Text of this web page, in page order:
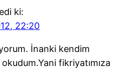
ki:
22:20
İnanki kendim
okudum.Yani fikriyatımıza